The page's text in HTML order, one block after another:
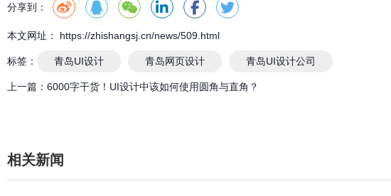
分享到：
本文网址： https://zhishangsj.cn/news/509.html
标签： 青岛UI设计 青岛网页设计 青岛UI设计公司
上一篇： 6000字干货！UI设计中该如何使用圆角与直角？
相关新闻